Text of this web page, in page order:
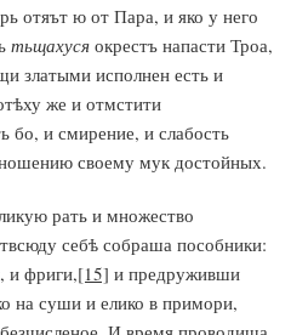
отяът ю от Пара, и яко у него
тьщахуся окрестъ напасти Троа,
златыми исполнен есть и
же и отмстити
бо, и смирение, и слабость
своему мук достойных.
рать и множество
себѣ собраша пособники:
и фриги,[15] и предруживши
на суши и елико в примори,